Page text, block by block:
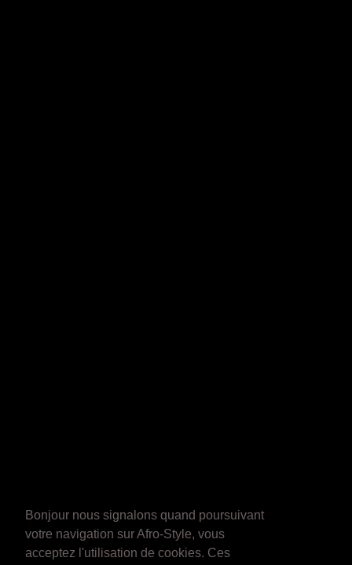
Bonjour nous signalons quand poursuivant
votre navigation sur Afro-Style, vous
acceptez l'utilisation de cookies. Ces